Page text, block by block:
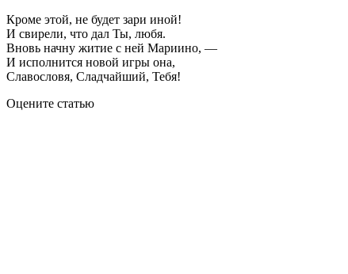
Кроме этой, не будет зари иной!
И свирели, что дал Ты, любя.
Вновь начну житие с ней Мариино, —
И исполнится новой игры она,
Славословя, Сладчайший, Тебя!
Оцените статью